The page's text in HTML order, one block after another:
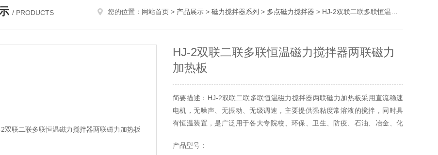
/ PRODUCTS 您的位置： 网站首页 > 产品展示 > 磁力搅拌器系列 > 多点磁力搅拌器 > HJ-2双联二联多联恒温磁力搅拌器两联磁力加热板
HJ-2双联二联多联恒温磁力搅拌器两联磁力
加热板
简要描述：HJ-2双联二联多联恒温磁力搅拌器两联磁力加热板采用直流稳速
电机，无噪声、无振动、无级调速，主要提供强粘度常溶液的搅拌，同时具
有恒温装置，是广泛用于各大专院校、环保、卫生、防疫、石油、冶金、化
稳、噪音小，可连续工作的优点。
产品型号：